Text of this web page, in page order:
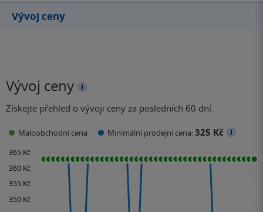
Vývoj ceny
Vývoj ceny
Získejte přehled o vývoji ceny za posledních 60 dní.
Maloobchodní cena Minimální prodejní cena:325 Kč